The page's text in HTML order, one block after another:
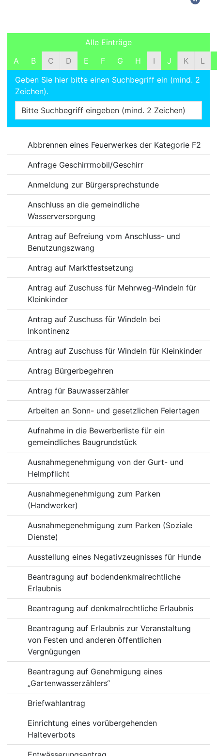
Filter und SucheAlle Einträge
A
B C D E F G H I J K
L
Geben Sie hier bitte einen Suchbegriff ein (mind. 2
Zeichen).
Abbrennen eines Feuerwerkes der Kategorie F2
Anfrage Geschirrmobil/Geschirr
Anmeldung zur Bürgersprechstunde
Anschluss an die gemeindliche
Wasserversorgung
Antrag auf Befreiung vom Anschluss- und
Benutzungszwang
Antrag auf Marktfestsetzung
Antrag auf Zuschuss für Mehrweg-Windeln für
Kleinkinder
Antrag auf Zuschuss für Windeln bei
Inkontinenz
Antrag auf Zuschuss für Windeln für Kleinkinder
Antrag Bürgerbegehren
Antrag für Bauwasserzähler
Arbeiten an Sonn- und gesetzlichen Feiertagen
Aufnahme in die Bewerberliste für ein
gemeindliches Baugrundstück
Ausnahmegenehmigung von der Gurt- und
Helmpflicht
Ausnahmegenehmigung zum Parken
(Handwerker)
Ausnahmegenehmigung zum Parken (Soziale
Dienste)
Ausstellung eines Negativzeugnisses für Hunde
Beantragung auf bodendenkmalrechtliche
Erlaubnis
Beantragung auf denkmalrechtliche Erlaubnis
Beantragung auf Erlaubnis zur Veranstaltung
von Festen und anderen öffentlichen
Vergnügungen
Beantragung auf Genehmigung eines
„Gartenwasserzählers“
Briefwahlantrag
Einrichtung eines vorübergehenden
Halteverbots